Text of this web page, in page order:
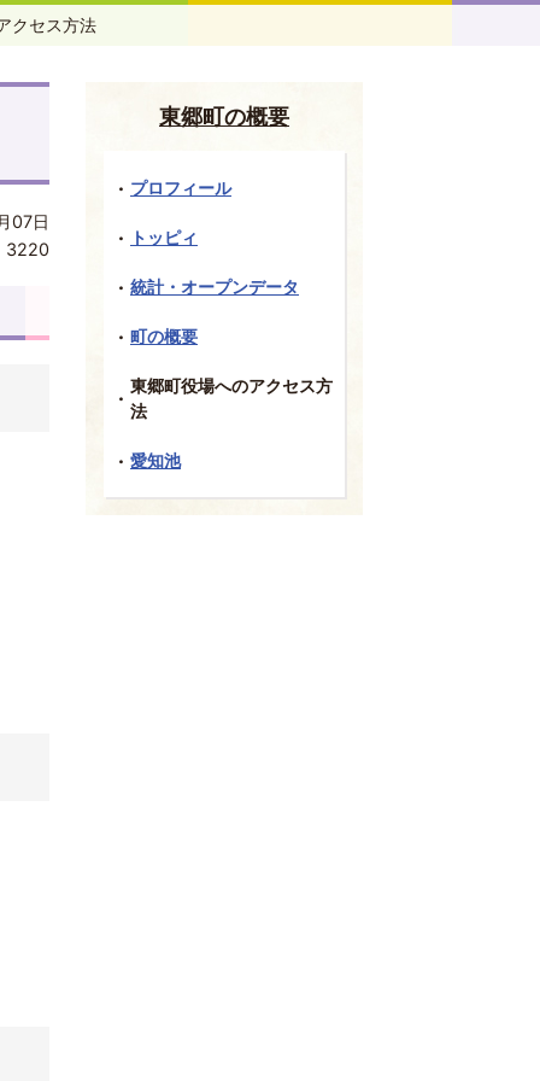
クセス方法
07日
3220
東郷町の概要
プロフィール
トッピィ
統計・オープンデータ
町の概要
東郷町役場へのアクセス方
法
愛知池